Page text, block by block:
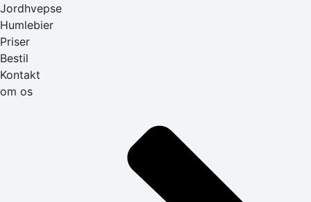
Jordhvepse
Humlebier
Priser
Bestil
Kontakt
om os